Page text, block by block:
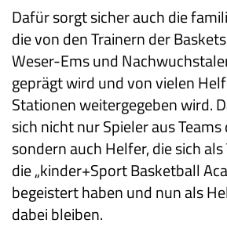
Dafür sorgt sicher auch die
die von den Trainern der
Weser-Ems und
geprägt wird und von vielen
Stationen weitergegeben wird.
sich nicht nur Spieler aus
sondern auch Helfer, die sich
die „kinder+Sport Basketball
begeistert haben und nun als
dabei bleiben.